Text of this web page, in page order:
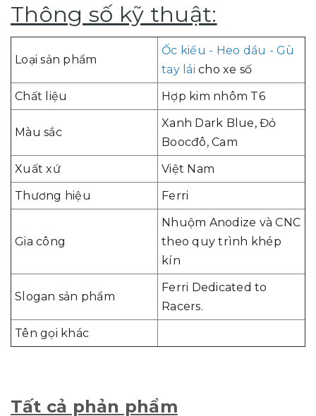
Thông số kỹ thuật:
Loại sản phẩm
Ốc kiểu - Heo dầu - Gù
tay lái cho xe số
Chất liệu
Hợp kim nhôm T6
Màu sắc
Xanh Dark Blue, Đỏ
Boocđô, Cam
Xuất xứ
Việt Nam
Thương hiệu
Ferri
Gia công
Nhuộm Anodize và CNC
theo quy trình khép
kín
Slogan sản phẩm
Ferri Dedicated to
Racers.
Tên gọi khác
Tất cả phản phẩm